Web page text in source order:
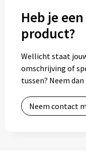
Heb je
product?
Wellicht staat
omschrijving of
tussen? Neem
Neem contact